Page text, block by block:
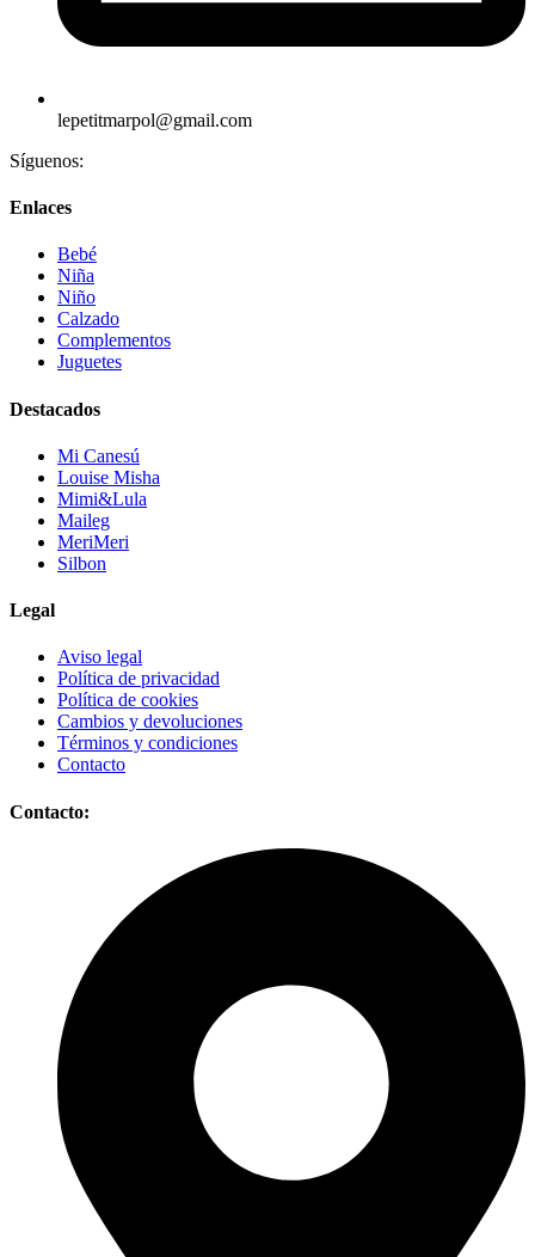
lepetitmarpol@gmail.com
Síguenos:
Enlaces
Bebé
Niña
Niño
Calzado
Complementos
Juguetes
Destacados
Mi Canesú
Louise Misha
Mimi&Lula
Maileg
MeriMeri
Silbon
Legal
Aviso legal
Política de privacidad
Política de cookies
Cambios y devoluciones
Términos y condiciones
Contacto
Contacto: